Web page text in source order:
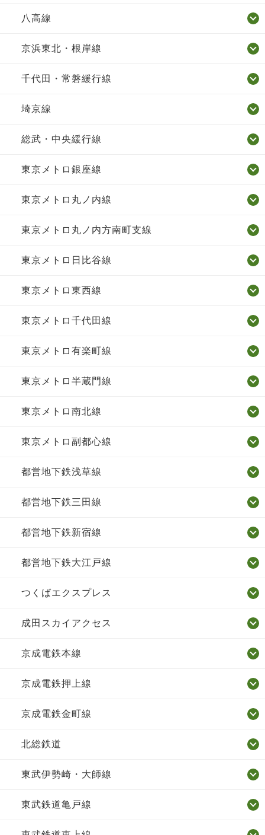
八高線
京浜東北・根岸線
千代田・常磐緩行線
埼京線
総武・中央緩行線
東京メトロ銀座線
東京メトロ丸ノ内線
東京メトロ丸ノ内方南町支線
東京メトロ日比谷線
東京メトロ東西線
東京メトロ千代田線
東京メトロ有楽町線
東京メトロ半蔵門線
東京メトロ南北線
東京メトロ副都心線
都営地下鉄浅草線
都営地下鉄三田線
都営地下鉄新宿線
都営地下鉄大江戸線
つくばエクスプレス
成田スカイアクセス
京成電鉄本線
京成電鉄押上線
京成電鉄金町線
北総鉄道
東武伊勢崎・大師線
東武鉄道亀戸線